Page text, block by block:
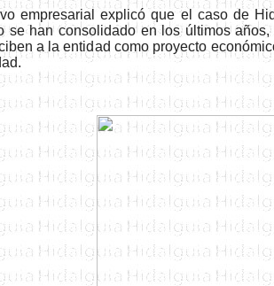
empresarial explicó que el caso de
se han consolidado en los últimos
a la entidad como proyecto